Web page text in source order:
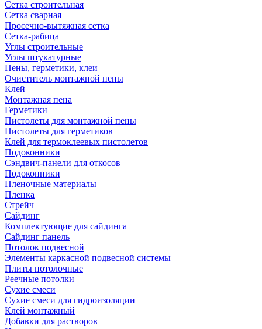
Сетка строительная
Сетка сварная
Просечно-вытяжная сетка
Сетка-рабица
Углы строительные
Углы штукатурные
Пены, герметики, клеи
Очиститель монтажной пены
Клей
Монтажная пена
Герметики
Пистолеты для монтажной пены
Пистолеты для герметиков
Клей для термоклеевых пистолетов
Подоконники
Сэндвич-панели для откосов
Подоконники
Пленочные материалы
Пленка
Стрейч
Сайдинг
Комплектующие для сайдинга
Сайдинг панель
Потолок подвесной
Элементы каркасной подвесной системы
Плиты потолочные
Реечные потолки
Сухие смеси
Сухие смеси для гидроизоляции
Клей монтажный
Добавки для растворов